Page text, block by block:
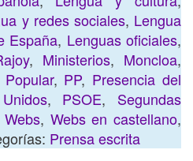
y redes sociales, Lengua
España, Lenguas oficiales,
, Ministerios, Moncloa,
, PP, Presencia del
, PSOE, Segundas
Webs, Webs en castellano,
Prensa escrita